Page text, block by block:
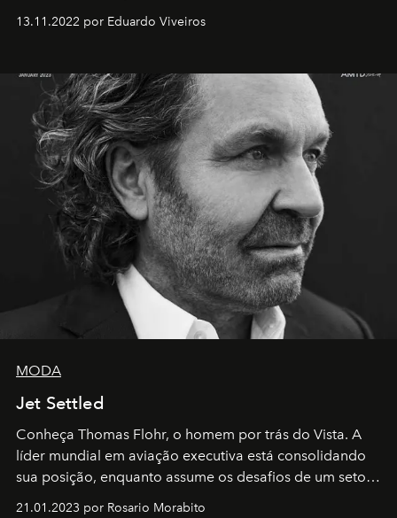
13.11.2022 por Eduardo Viveiros
MODA
Jet Settled
Conheça Thomas Flohr, o homem por trás do Vista. A
líder mundial em aviação executiva está consolidando
sua posição, enquanto assume os desafios de um setor
em rápida evolução e redefinindo o conceito de luxo
21.01.2023 por Rosario Morabito